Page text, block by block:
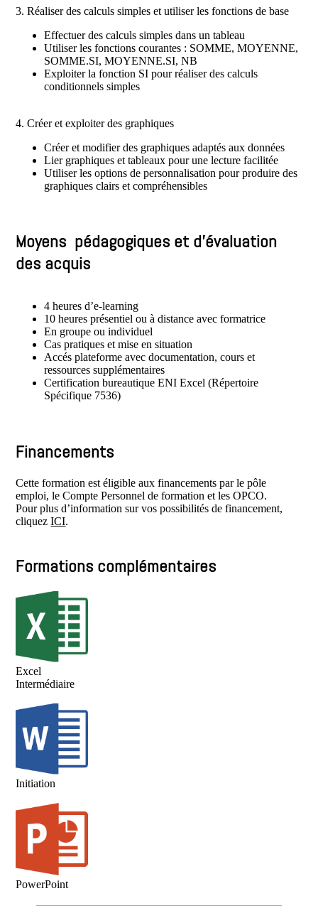
3. Réaliser des calculs simples et utiliser les fonctions de base
Effectuer des calculs simples dans un tableau
Utiliser les fonctions courantes : SOMME, MOYENNE,
SOMME.SI, MOYENNE.SI, NB
Exploiter la fonction SI pour réaliser des calculs
conditionnels simples
4. Créer et exploiter des graphiques
Créer et modifier des graphiques adaptés aux données
Lier graphiques et tableaux pour une lecture facilitée
Utiliser les options de personnalisation pour produire des
graphiques clairs et compréhensibles
Moyens pédagogiques et d’évaluation
des acquis
4 heures d’e-learning
10 heures présentiel ou à distance avec formatrice
En groupe ou individuel
Cas pratiques et mise en situation
Accés plateforme avec documentation, cours et
ressources supplémentaires
Certification bureautique ENI Excel (Répertoire
Spécifique 7536)
Financements
Cette formation est éligible aux financements par le pôle
emploi, le Compte Personnel de formation et les OPCO.
Pour plus d’information sur vos possibilités de financement,
cliquezICI.
Formations complémentaires
Excel
Intermédiaire
Initiation
PowerPoint